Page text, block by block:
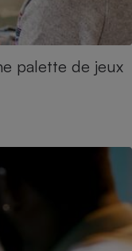
palette de jeux